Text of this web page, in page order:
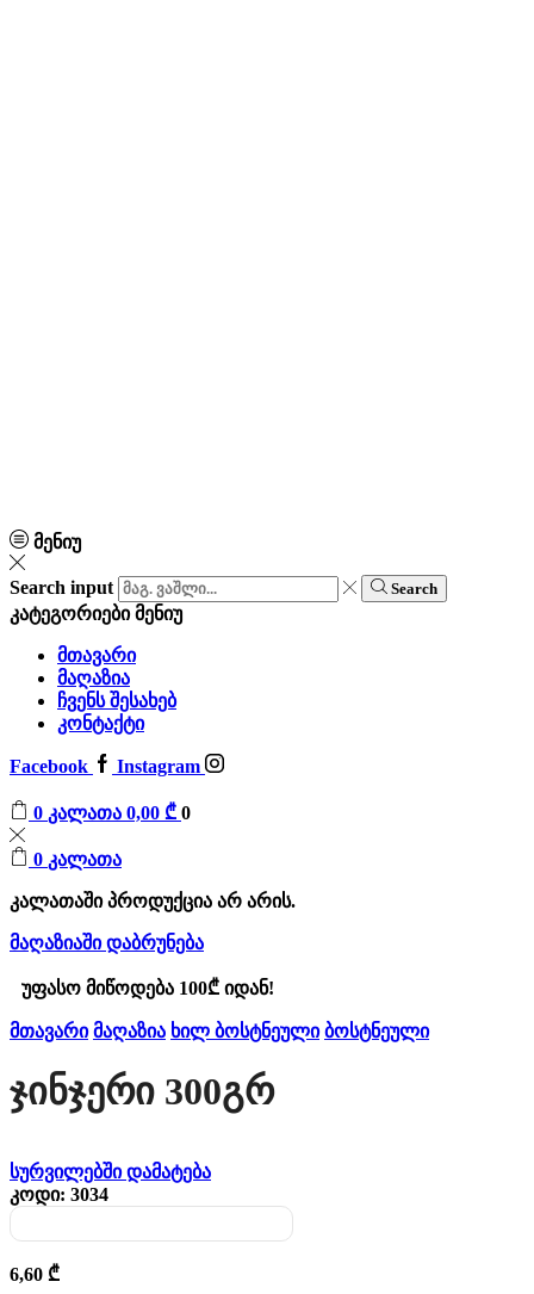
მენიუ
Search input Search
კატეგორიებიმენიუ
მთავარი
მაღაზია
ჩვენს შესახებ
კონტაქტი
Facebook Instagram
0 კალათა 0,00 ₾ 0
0 კალათა
კალათაში პროდუქცია არ არის.
მაღაზიაში დაბრუნება
უფასო მიწოდება 100₾ იდან!
მთავარი მაღაზია ხილ ბოსტნეული ბოსტნეული
Ჯინჯერი 300გრ
სურვილებში დამატება
კოდი: 3034
6,60 ₾